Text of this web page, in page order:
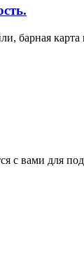
барная
с вами для